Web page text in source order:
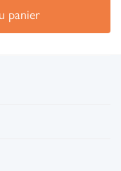
panier